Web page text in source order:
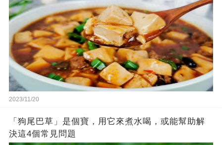
2023/11/20
「狗尾巴草」是個寶，用它來煮水喝，或能幫助解
決這4個常見問題